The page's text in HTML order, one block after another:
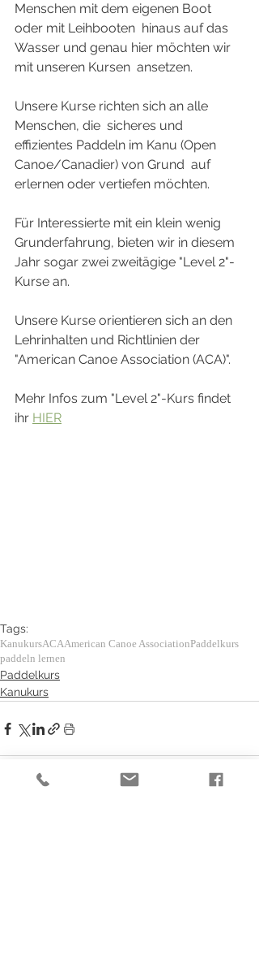
Menschen mit dem eigenen Boot
oder mit Leihbooten  hinaus auf das
Wasser und genau hier möchten wir
mit unseren Kursen  ansetzen.
Unsere Kurse richten sich an alle
Menschen, die  sicheres und
effizientes Paddeln im Kanu (Open
Canoe/Canadier) von Grund  auf
erlernen oder vertiefen möchten.
Für Interessierte mit ein klein wenig
Grunderfahrung, bieten wir in diesem
Jahr sogar zwei zweitägige "Level 2"-
Kurse an.
Unsere Kurse orientieren sich an den
Lehrinhalten und Richtlinien der
"American Canoe Association (ACA)".
Mehr Infos zum "Level 2"-Kurs findet
ihr HIER
Tags:
KanukursACAAmerican Canoe AssociationPaddelkurs
paddeln lernen
Paddelkurs
Kanukurs